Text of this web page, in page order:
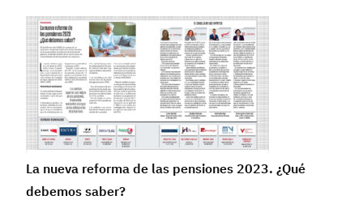
La nueva reforma de las pensiones 2023. ¿Qué
debemos saber?